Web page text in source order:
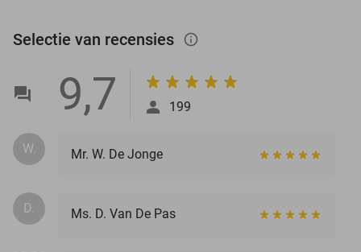
Selectie van recensies info_outlined
9,7 199
W. Mr. W. De Jonge
D. Ms. D. Van De Pas